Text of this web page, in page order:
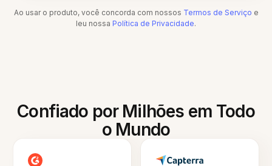
Ao usar o produto, você concorda com nossos Termos de Serviço e
leu nossa Política de Privacidade.
Confiado por Milhões em Todo
o Mundo